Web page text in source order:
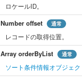
ロケールID。
Number offset 通常
レコードの取得位置。
Array orderByList 通常
ソート条件情報オブジェ